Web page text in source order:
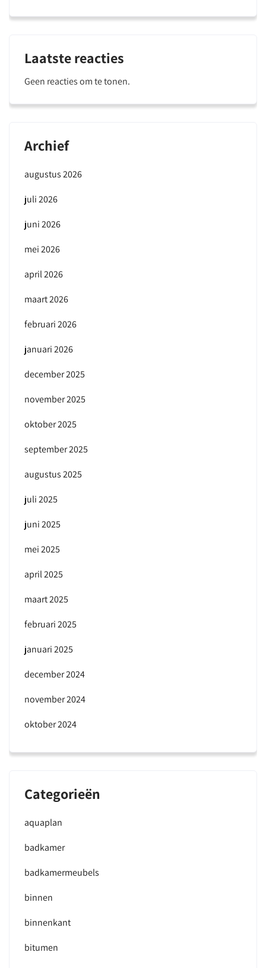
Laatste reacties
Geen reacties om te tonen.
Archief
augustus 2026
juli 2026
juni 2026
mei 2026
april 2026
maart 2026
februari 2026
januari 2026
december 2025
november 2025
oktober 2025
september 2025
augustus 2025
juli 2025
juni 2025
mei 2025
april 2025
maart 2025
februari 2025
januari 2025
december 2024
november 2024
oktober 2024
Categorieën
aquaplan
badkamer
badkamermeubels
binnen
binnenkant
bitumen